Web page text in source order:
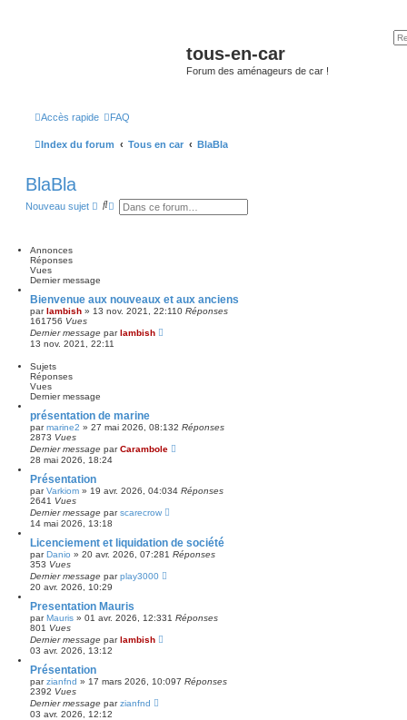
tous-en-car
Forum des aménageurs de car !
Accès rapide FAQ
Index du forum Tous en car BlaBla
BlaBla
Nouveau sujet
R
r
R
a
v
n
Annonces
Réponses
Vues
Dernier message
Bienvenue aux nouveaux et aux anciens
parlambish » 13 nov. 2021, 22:110 Réponses
161756 Vues
Dernier message parlambish
13 nov. 2021, 22:11
Sujets
Réponses
Vues
Dernier message
présentation de marine
parmarine2 » 27 mai 2026, 08:132 Réponses
2873 Vues
Dernier message parCarambole
28 mai 2026, 18:24
Présentation
parVarkiom » 19 avr. 2026, 04:034 Réponses
2641 Vues
Dernier message parscarecrow
14 mai 2026, 13:18
Licenciement et liquidation de société
parDanio » 20 avr. 2026, 07:281 Réponses
353 Vues
Dernier message parplay3000
20 avr. 2026, 10:29
Presentation Mauris
parMauris » 01 avr. 2026, 12:331 Réponses
801 Vues
Dernier message parlambish
03 avr. 2026, 13:12
Présentation
parzianfnd » 17 mars 2026, 10:097 Réponses
2392 Vues
Dernier message parzianfnd
03 avr. 2026, 12:12